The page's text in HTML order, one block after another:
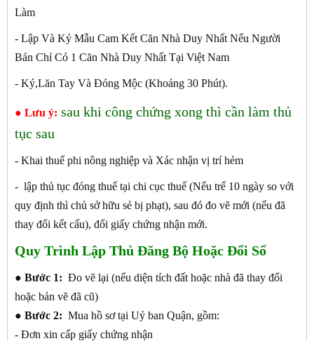
Làm
- Lập Và Ký Mẫu Cam Kết Căn Nhà Duy Nhất Nếu Người
Bán Chỉ Có 1 Căn Nhà Duy Nhất Tại Việt Nam
- Ký,Lăn Tay Và Đóng Mộc (Khoảng 30 Phút).
● Lưu ý: sau khi công chứng xong thì cần làm thủ
tục sau
- Khai thuế phi nông nghiệp và Xác nhận vị trí hẻm
- lập thủ tục đóng thuế tại chi cục thuế (Nếu trể 10 ngày so với
quy định thì chủ sở hữu sẻ bị phạt), sau đó đo vẽ mới (nếu đã
thay đổi kết cấu), đổi giấy chứng nhận mới.
Quy Trình Lập Thủ Đăng Bộ Hoặc Đổi Sổ
● Bước 1: Đo vẽ lại (nếu diện tích đất hoặc nhà đã thay đổi
hoặc bản vẽ đã cũ)
● Bước 2: Mua hồ sơ tại Uỷ ban Quận, gồm:
- Đơn xin cấp giấy chứng nhận